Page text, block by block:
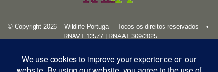
© Copyright 2026 – Wildlife Portugal – Todos os direitos reservados •
RNAVT 12577 | RNAAT 369/2025